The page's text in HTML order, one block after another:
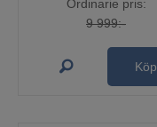
Ordinarie pris:
9 999:-
Köp